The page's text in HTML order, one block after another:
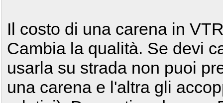
Il costo di una carena in
Cambia la qualità. Se devi
usarla su strada non puoi
una carena e l'altra gli